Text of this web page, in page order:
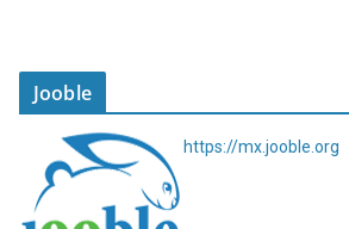
Jooble
https://mx.jooble.org